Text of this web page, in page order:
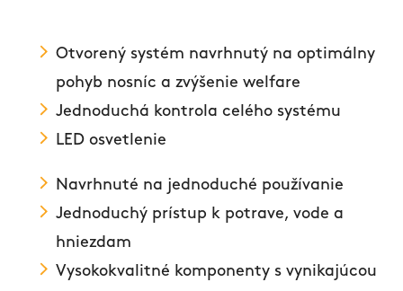
Otvorený systém navrhnutý na optimálny
pohyb nosníc a zvýšenie welfare
Jednoduchá kontrola celého systému
LED osvetlenie
Navrhnuté na jednoduché používanie
Jednoduchý prístup k potrave, vode a
hniezdam
Vysokokvalitné komponenty s vynikajúcou